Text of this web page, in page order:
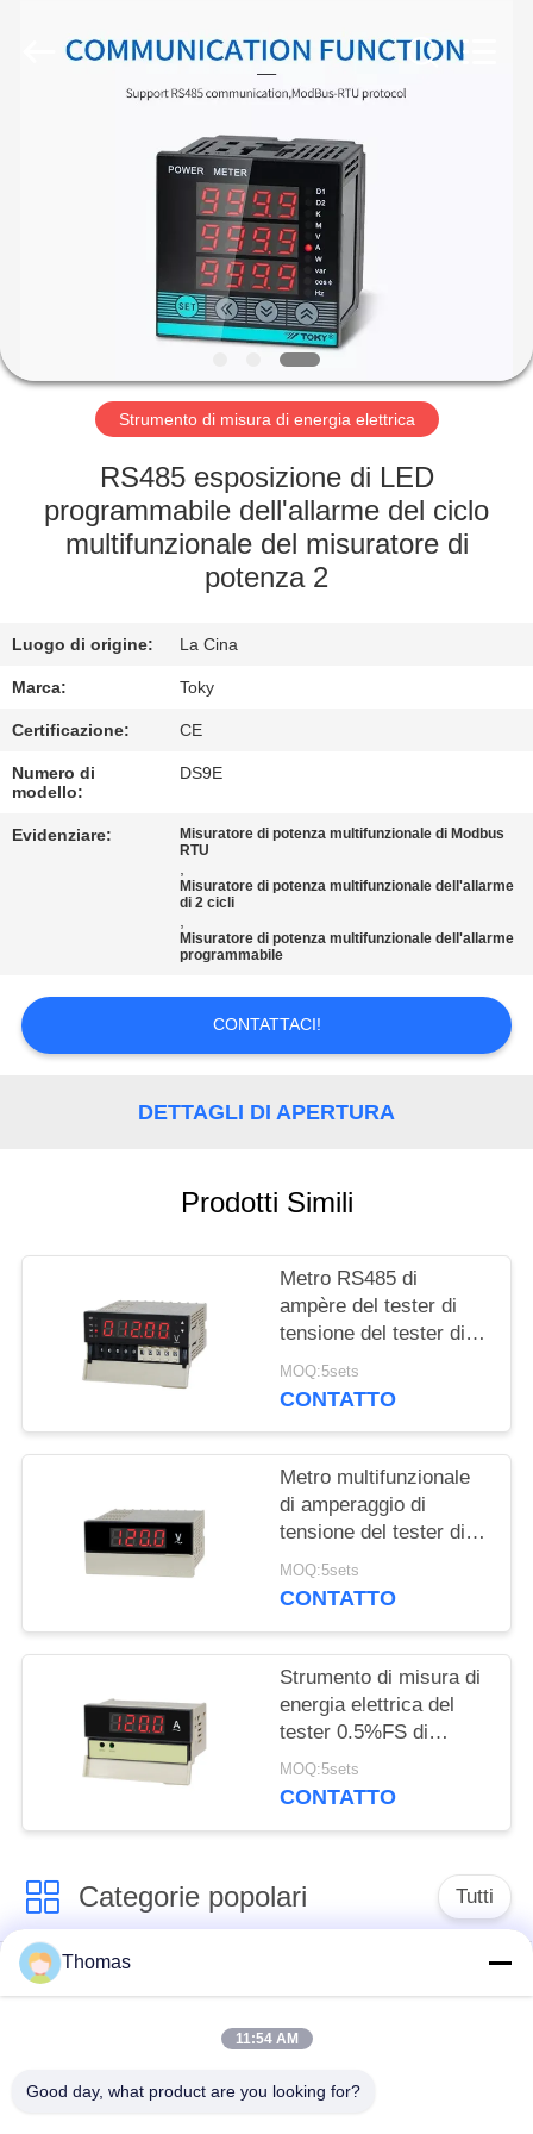
MOSTRA
VR
CIRCA
NOI
FABBRICA
CONTROLLO
DI
QUALITÀ
CONTATTICI
CASI
PRIVACY
POLICY
Strumento di misura di energia elettrica
RS485 esposizione di LED
programmabile dell'allarme del ciclo
multifunzionale del misuratore di
potenza 2
Luogo di origine: La Cina
Marca: Toky
Certificazione: CE
Numero di
modello:
DS9E
Evidenziare:
Misuratore di potenza multifunzionale di Modbus
RTU
,
Misuratore di potenza multifunzionale dell'allarme
di 2 cicli
,
Misuratore di potenza multifunzionale dell'allarme
programmabile
CONTATTACI!
DETTAGLI DI APERTURA
Prodotti Simili
Metro RS485 di
ampère del tester di
tensione del tester di
pannello di alta
precisione DP4
MOQ:5sets
CONTATTO
Metro multifunzionale
di amperaggio di
tensione del tester di
pannello di Digital di
serie DP3
MOQ:5sets
CONTATTO
Strumento di misura di
energia elettrica del
tester 0.5%FS di
amperaggio di tensione
del tester di pannello
MOQ:5sets
CONTATTO
Categorie popolari Tutti
termostato ksd301
automatico di
risistemazione
Termostato del
commutatore termico
Thomas
11:54 AM
Good day, what product are you looking for?